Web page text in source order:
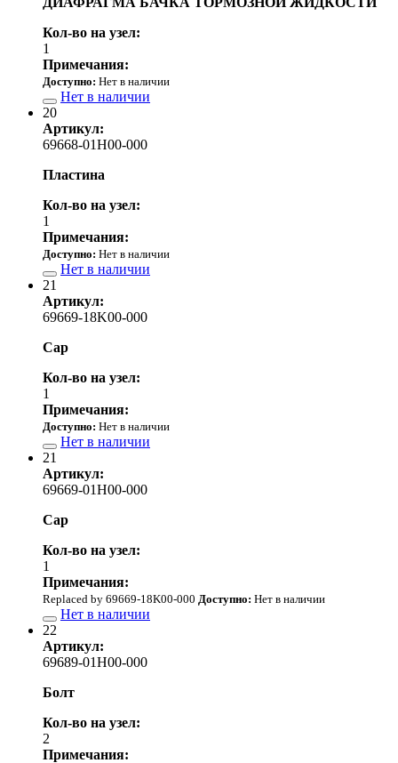
Кол-во на узел:
1
Примечания:
Доступно: Нет в наличии
Нет в наличии
20
Артикул:
69668-01H00-000
Пластина
Кол-во на узел:
1
Примечания:
Доступно: Нет в наличии
Нет в наличии
21
Артикул:
69669-18K00-000
Cap
Кол-во на узел:
1
Примечания:
Доступно: Нет в наличии
Нет в наличии
21
Артикул:
69669-01H00-000
Cap
Кол-во на узел:
1
Примечания:
Replaced by 69669-18K00-000 Доступно: Нет в наличии
Нет в наличии
22
Артикул:
69689-01H00-000
Болт
Кол-во на узел:
2
Примечания: